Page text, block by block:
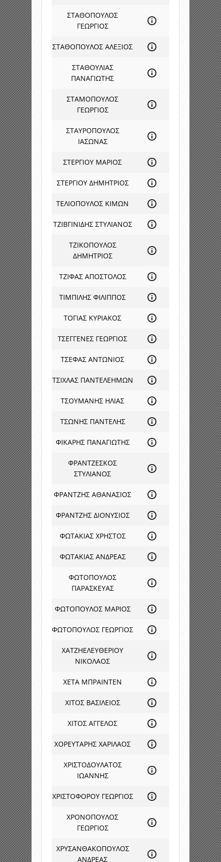
ΣΤΑΘΟΠΟΥΛΟΣ
ΓΕΩΡΓΙΟΣ
ΣΤΑΘΟΠΟΥΛΟΣ ΑΛΕΞΙΟΣ
ΣΤΑΘΟΥΛΙΑΣ
ΠΑΝΑΓΙΩΤΗΣ
ΣΤΑΜΟΠΟΥΛΟΣ
ΓΕΩΡΓΙΟΣ
ΣΤΑΥΡΟΠΟΥΛΟΣ
ΙΑΣΩΝΑΣ
ΣΤΕΡΓΙΟΥ ΜΑΡΙΟΣ
ΣΤΕΡΓΙΟΥ ΔΗΜΗΤΡΙΟΣ
ΤΕΛΙΟΠΟΥΛΟΣ ΚΙΜΩΝ
ΤΖΙΒΓΙΝΙΔΗΣ ΣΤΥΛΙΑΝΟΣ
ΤΖΙΚΟΠΟΥΛΟΣ
ΔΗΜΗΤΡΙΟΣ
ΤΖΙΦΑΣ ΑΠΟΣΤΟΛΟΣ
ΤΙΜΠΙΛΗΣ ΦΙΛΙΠΠΟΣ
ΤΟΓΙΑΣ ΚΥΡΙΑΚΟΣ
ΤΣΕΓΓΕΝΕΣ ΓΕΩΡΓΙΟΣ
ΤΣΕΦΑΣ ΑΝΤΩΝΙΟΣ
ΤΣΙΧΛΑΣ ΠΑΝΤΕΛΕΗΜΩΝ
ΤΣΟΥΜΑΝΗΣ ΗΛΙΑΣ
ΤΣΩΝΗΣ ΠΑΝΤΕΛΗΣ
ΦΙΚΑΡΗΣ ΠΑΝΑΓΙΩΤΗΣ
ΦΡΑΝΤΖΕΣΚΟΣ
ΣΤΥΛΙΑΝΟΣ
ΦΡΑΝΤΖΗΣ ΑΘΑΝΑΣΙΟΣ
ΦΡΑΝΤΖΗΣ ΔΙΟΝΥΣΙΟΣ
ΦΩΤΑΚΙΑΣ ΧΡΗΣΤΟΣ
ΦΩΤΑΚΙΑΣ ΑΝΔΡΕΑΣ
ΦΩΤΟΠΟΥΛΟΣ
ΠΑΡΑΣΚΕΥΑΣ
ΦΩΤΟΠΟΥΛΟΣ ΜΑΡΙΟΣ
ΦΩΤΟΠΟΥΛΟΣ ΓΕΩΡΓΙΟΣ
ΧΑΤΖΗΕΛΕΥΘΕΡΙΟΥ
ΝΙΚΟΛΑΟΣ
ΧΕΤΑ ΜΠΡΑΙΝΤΕΝ
ΧΙΤΟΣ ΒΑΣΙΛΕΙΟΣ
ΧΙΤΟΣ ΑΓΓΕΛΟΣ
ΧΟΡΕΥΤΑΡΗΣ ΧΑΡΙΛΑΟΣ
ΧΡΙΣΤΟΔΟΥΛΑΤΟΣ
ΙΩΑΝΝΗΣ
ΧΡΙΣΤΟΦΟΡΟΥ ΓΕΩΡΓΙΟΣ
ΧΡΟΝΟΠΟΥΛΟΣ
ΓΕΩΡΓΙΟΣ
ΧΡΥΣΑΝΘΑΚΟΠΟΥΛΟΣ
ΑΝΔΡΕΑΣ